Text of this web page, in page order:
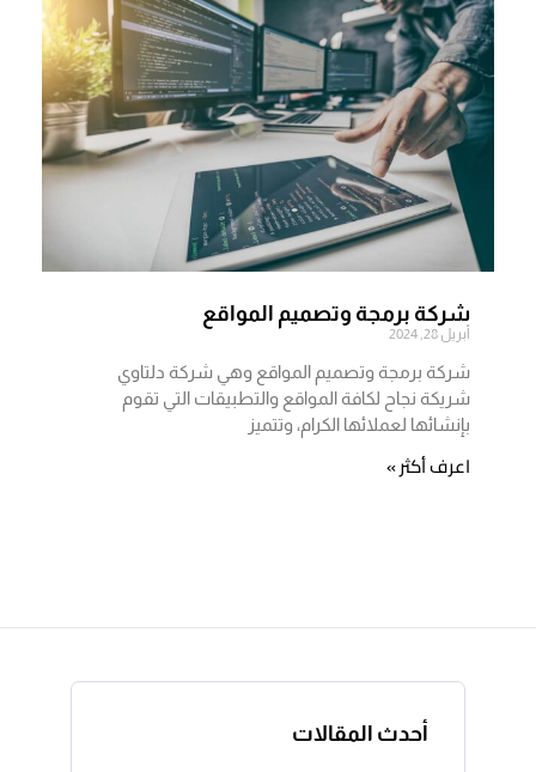
أحدث المقالات
شركة برمجة وتصميم المواقع
أبريل 28, 2024
شركة برمجة وتصميم المواقع وهي شركة دلتاوي
شريكة نجاح لكافة المواقع والتطبيقات التي تقوم
بإنشائها لعملائها الكرام، وتتميز
اعرف أكثر »